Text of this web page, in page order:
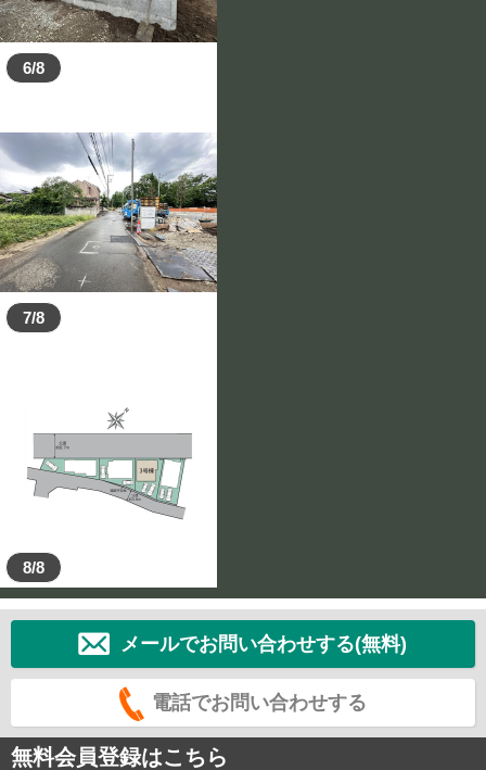
6/8
7/8
8/8
メールでお問い合わせする(無料)
電話でお問い合わせする
無料会員登録はこちら